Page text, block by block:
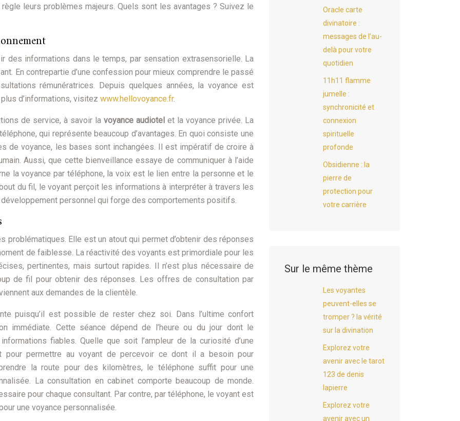
leurs problèmes majeurs. Quels sont les avantages ? Suivez le
des informations dans le temps, par sensation extrasensorielle. La
En contrepartie d’une confession pour mieux comprendre le passé
rémunératrices. Depuis quelques années, la voyance est
d’informations, visitez www.hellovoyance.fr.
de service, à savoir la voyance audiotel et la voyance privée. La
qui représente beaucoup d’avantages. En quoi consiste une
de voyance, les bases sont inchangées. Il est impératif de croire à
Aussi, que cette bienveillance essaye de communiquer à l’aide
la voyance par téléphone, la voix est le lien entre la personne et le
du fil, le voyant perçoit les informations à interpréter à travers les
personnel qui forge des comportements positifs.
problématiques. Elle est un atout qui permet d’obtenir des réponses
de faiblesse. La réactivité des voyants est primordiale pour les
pertinentes, mais surtout rapides. Il n’est plus nécessaire de
de fil pour obtenir des réponses. Les offres de consultation par
aux demandes de la clientèle.
puisqu’il est possible de rester chez soi. Dans l’ultime confort
immédiate. Cette séance dépend de l’heure ou du jour dont le
fiables. Quelle que soit l’ampleur de la curiosité d’une
pour permettre au voyant de percevoir ce dont il a besoin pour
la route pour des kilomètres, le téléphone suffit pour une
La consultation en cabinet comporte beaucoup de monde.
pour chaque consultant. Par contre, par téléphone, le voyant est
une voyance personnalisée.
Oracle carte
divinatoire :
messages de l’au-
delà pour votre
quotidien
11h11 flamme
jumelle :
synchronicité et
connexion
spirituelle
profonde
Obsidienne : la
pierre de
protection pour
votre carrière
Sur le même thème
Les voyantes
peuvent-elles se
tromper ? la vérité
sur la divination
Explorez votre
avenir avec le tarot
123 de denis
lapierre
Explorez votre
avenir avec un